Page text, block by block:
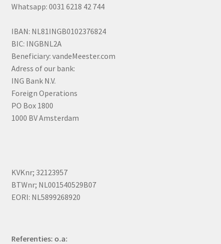
Whatsapp: 0031 6218 42 744
IBAN: NL81INGB0102376824
BIC: INGBNL2A
Beneficiary: vandeMeester.com
Adress of our bank:
ING Bank N.V.
Foreign Operations
PO Box 1800
1000 BV Amsterdam
KVKnr; 32123957
BTWnr; NL001540529B07
EORI: NL5899268920
Referenties: o.a: